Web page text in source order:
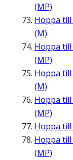
(MP)
Hoppa till
(M)
Hoppa till
(MP)
Hoppa till
(M)
Hoppa till
(MP)
Hoppa till
Hoppa till
(MP)